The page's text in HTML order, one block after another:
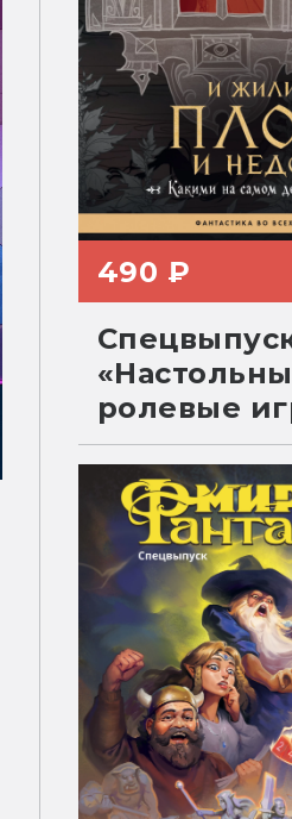
490 ₽
ролевые